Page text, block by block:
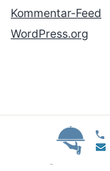
Kommentar-Feed
WordPress.org
Impressum